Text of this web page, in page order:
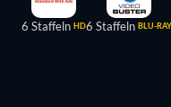
6 Staffeln HD6 Staffeln BLU-RAY